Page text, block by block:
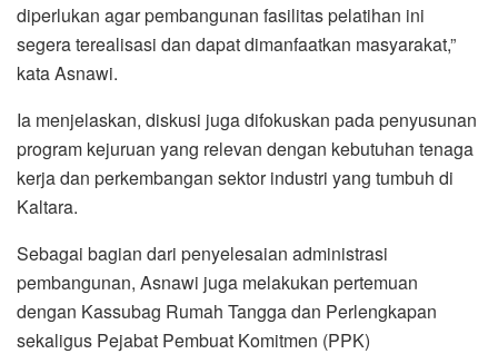
diperlukan agar pembangunan fasilitas pelatihan ini
segera terealisasi dan dapat dimanfaatkan masyarakat,”
kata Asnawi.
Ia menjelaskan, diskusi juga difokuskan pada penyusunan
program kejuruan yang relevan dengan kebutuhan tenaga
kerja dan perkembangan sektor industri yang tumbuh di
Kaltara.
Sebagai bagian dari penyelesaian administrasi
pembangunan, Asnawi juga melakukan pertemuan
dengan Kassubag Rumah Tangga dan Perlengkapan
sekaligus Pejabat Pembuat Komitmen (PPK)